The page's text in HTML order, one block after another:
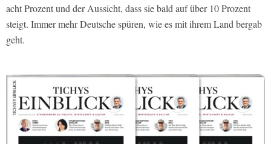
acht Prozent und der Aussicht, dass sie bald auf über 10 Prozent
steigt. Immer mehr Deutsche spüren, wie es mit ihrem Land bergab
geht.